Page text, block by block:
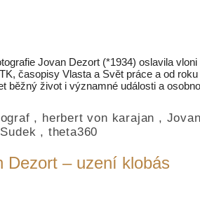
Jovan Dezort (*1934) oslavila vloni
časopisy Vlasta a Svět práce a od
běžný život i významné události a
, herbert von karajan ,
Sudek , theta360
Dezort – uzení klobás